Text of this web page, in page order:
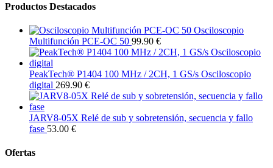
Productos Destacados
Osciloscopio
Multifunción PCE-OC 50 99.90 €
PeakTech® P1404 100 MHz / 2CH, 1 GS/s Osciloscopio
digital 269.90 €
JARV8-05X Relé de sub y sobretensión, secuencia y fallo
fase 53.00 €
Ofertas